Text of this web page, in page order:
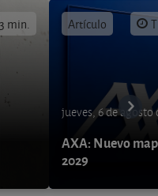
min. Artículo
jueves, 6 de agosto
AXA: Nuevo
2029